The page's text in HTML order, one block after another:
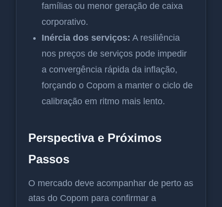
famílias ou menor geração de caixa
corporativo.
Inércia dos serviços: A resiliência
nos preços de serviços pode impedir
a convergência rápida da inflação,
forçando o Copom a manter o ciclo de
calibração em ritmo mais lento.
Perspectiva e Próximos
Passos
O mercado deve acompanhar de perto as
atas do Copom para confirmar a